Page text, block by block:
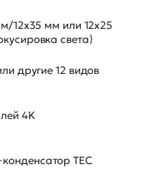
12x35 мм или 12x25
света)
другие 12 видов
4K
TEC